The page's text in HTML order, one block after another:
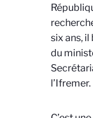
six ans,
du
l’Ifremer.